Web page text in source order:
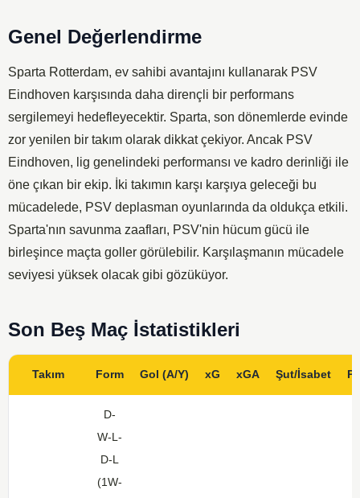
Genel Değerlendirme
Sparta Rotterdam, ev sahibi avantajını kullanarak PSV
Eindhoven karşısında daha dirençli bir performans
sergilemeyi hedefleyecektir. Sparta, son dönemlerde evinde
zor yenilen bir takım olarak dikkat çekiyor. Ancak PSV
Eindhoven, lig genelindeki performansı ve kadro derinliği ile
öne çıkan bir ekip. İki takımın karşı karşıya geleceği bu
mücadelede, PSV deplasman oyunlarında da oldukça etkili.
Sparta'nın savunma zaafları, PSV'nin hücum gücü ile
birleşince maçta goller görülebilir. Karşılaşmanın mücadele
seviyesi yüksek olacak gibi gözüküyor.
Son Beş Maç İstatistikleri
Takım Form Gol (A/Y) xG xGA Şut/İsabet
D-
W-L-
D-L
(1W-